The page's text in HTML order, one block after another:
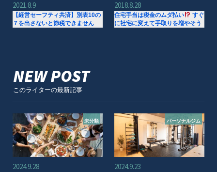
2021.8.9
【経営セーフティ共済】別表10の
７を出さないと節税できません
2018.8.28
住宅手当は税金のムダ払い
すぐ
に社宅に変えて手取りを増やそう
NEW POST
このライターの最新記事
未分類
2024.9.28
パーソナルジム
2024.9.23